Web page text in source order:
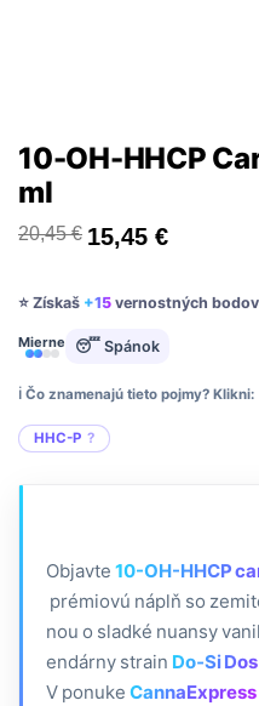
10-OH-HHCP
ml
20,45€ 15,45 €
⭐ Získaš +15 vernostných bodov
Mierne 😴 Spánok
ℹ️ Čo znamenajú tieto pojmy? Klikni:
HHC-P
Objavte 10-OH-HHCP
prémiovú náplň so
nou o sladké nuansy
endárny strain Do‑Si
V ponuke CannaExpress